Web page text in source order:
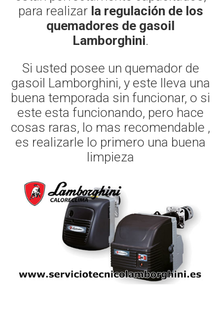
para realizar la regulación de los
quemadores de gasoil
Lamborghini.
Si usted posee un quemador de
gasoil Lamborghini, y este lleva una
buena temporada sin funcionar, o si
este esta funcionando, pero hace
cosas raras, lo mas recomendable ,
es realizarle lo primero una buena
limpieza